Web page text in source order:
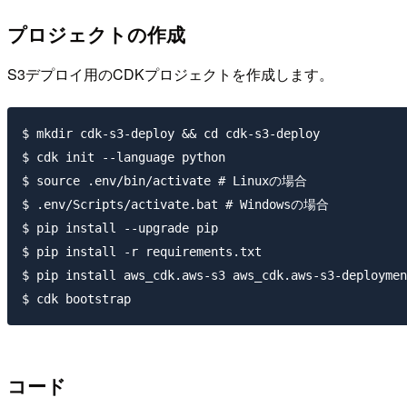
プロジェクトの作成
S3デプロイ用のCDKプロジェクトを作成します。
$ mkdir cdk-s3-deploy && cd cdk-s3-deploy
$ cdk init --language python
$ source .env/bin/activate # Linuxの場合
$ .env/Scripts/activate.bat # Windowsの場合
$ pip install --upgrade pip
$ pip install -r requirements.txt
$ pip install aws_cdk.aws-s3 aws_cdk.aws-s3-
コード